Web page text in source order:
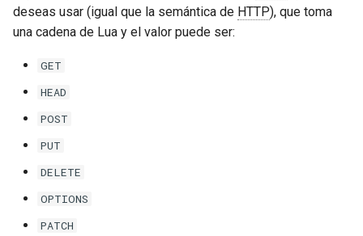
image-filter
immutable
ipscrub
deseas usar (igual que la semántica de HTTP), que toma
una cadena de Lua y el valor puede ser:
GET
HEAD
POST
PUT
DELETE
OPTIONS
PATCH